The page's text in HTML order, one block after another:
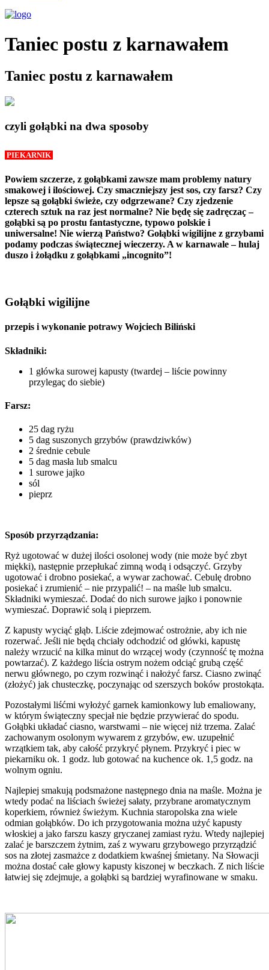
Taniec postu z karnawałem
Taniec postu z karnawałem
czyli gołąbki na dwa sposoby
PIEKARNIK
Powiem szczerze, z gołąbkami zawsze mam problemy natury
smakowej i ilościowej. Czy smaczniejszy jest sos, czy farsz? Czy
lepsze są gołąbki świeże, czy odgrzewane? Czy zjedzenie
czterech sztuk na raz jest normalne? Nie będę się zadręczaç –
gołąbki są po prostu fantastyczne, typowo polskie i
uniwersalne! Nie wierzą Państwo? Gołąbki wigilijne z grzybami
podamy podczas świątecznej wieczerzy. A w karnawale – hulaj
duszo i żołądku z gołąbkami „incognito”!
Gołąbki wigilijne
przepis i wykonanie potrawy Wojciech Biliński
Składniki:
1 główka surowej kapusty (twardej – liście powinny
przylegaç do siebie)
Farsz:
25 dag ryżu
5 dag suszonych grzybów (prawdziwków)
2 średnie cebule
5 dag masła lub smalcu
1 surowe jajko
sól
pieprz
Sposób przyrządzania:
Ryż ugotować w dużej ilości osolonej wody (nie może być zbyt
miękki), następnie przepłukać zimną wodą i odsączyć. Grzyby
ugotować i drobno posiekać, a wywar zachować. Cebulę drobno
posiekać i zrumienić – nie przypalić! – na maśle lub smalcu.
Składniki wymieszać. Dodać do nich surowe jajko i ponownie
wymieszać. Doprawić solą i pieprzem.
Z kapusty wyciąć głąb. Liście zdejmować ostrożnie, aby ich nie
rozerwać. Jeśli nie będą chciały odchodzić od główki, kapustę
należy wrzucić na kilka minut do wrzącej wody (czynność tę można
powtarzać). Z każdego liścia ostrym nożem odciąć grubą część
nerwu głównego, po czym rozwi­nąć i nałożyć farsz. Ciasno zwinąć
(złożyć) jak chusteczkę, poczynając od szerszych boków prostokąta.
Pozostałymi liśćmi wyłożyć garnek kamionkowy lub emaliowany,
w którym świąteczny specjał nie będzie przywierać do spodu.
Gołąbki układać ciasno, warstwami – nie więcej niż trzema. Zalać
zachowanym osolonym wywarem z grzybów, ew. uzupełnić
wrzątkiem tak, aby całość przykryć płynem. Przykryć i piec w
piekarniku ok. 1 godz. lub gotować na kuchence ok. 1,5 godz. na
wolnym ogniu.
Najlepiej smakują podsmażone następnego dnia na maśle. Można je
wtedy podać na liściach świeżej sałaty, przybrane aromatycznym
koperkiem, również świeżym. Kuchnia staropolska zna wiele
odmian gołąbków. Do ich przygotowania można użyć kapusty
włoskiej a jako farszu kaszy gryczanej zamiast ryżu. Wtedy najlepiej
zalać je barszczem żytnim, zaś z wywaru grzybowego przyrządzić
sos na złotej zasmażce z dodatkiem kwaśnej śmietany. Na Słowacji
można dostać całe głowy kapusty kiszonej w beczkach. Z nich liście
łatwiej się zdejmuje, a gołąbki są bardziej wyrafinowane w smaku.